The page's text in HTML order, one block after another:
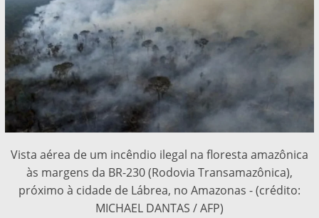
Vista aérea de um incêndio ilegal na floresta amazônica
às margens da BR-230 (Rodovia Transamazônica),
próximo à cidade de Lábrea, no Amazonas - (crédito:
MICHAEL DANTAS / AFP)